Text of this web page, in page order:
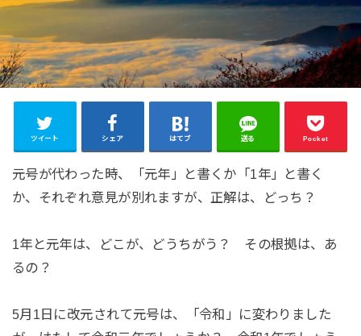
ツイート シェア はてブ 送る Pocket
元号が代わった時、「元年」と書くか「1年」と書く
か、それぞれ意見が別れますが、正解は、どっち？
1年と元年は、どこが、どうちがう？ その根拠は、あ
るの？
5月1日に改元されて元号は、「令和」に変わりました